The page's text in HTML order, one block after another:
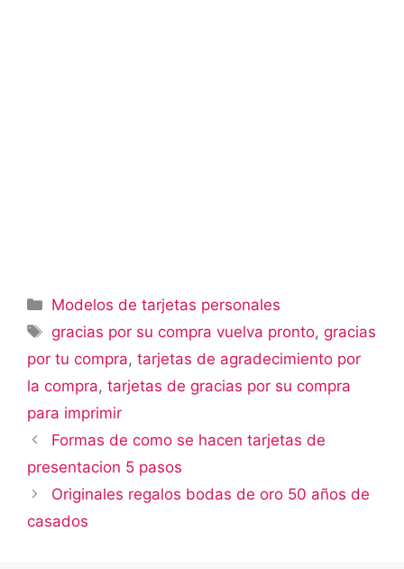
Categorías
Modelos de tarjetas personales
Etiquetas
gracias por su compra vuelva pronto,gracias
por tu compra, tarjetas de agradecimiento por
la compra, tarjetas de gracias por su compra
para imprimir
Formas de como se hacen tarjetas de
presentacion 5 pasos
Originales regalos bodas de oro 50 años de
casados